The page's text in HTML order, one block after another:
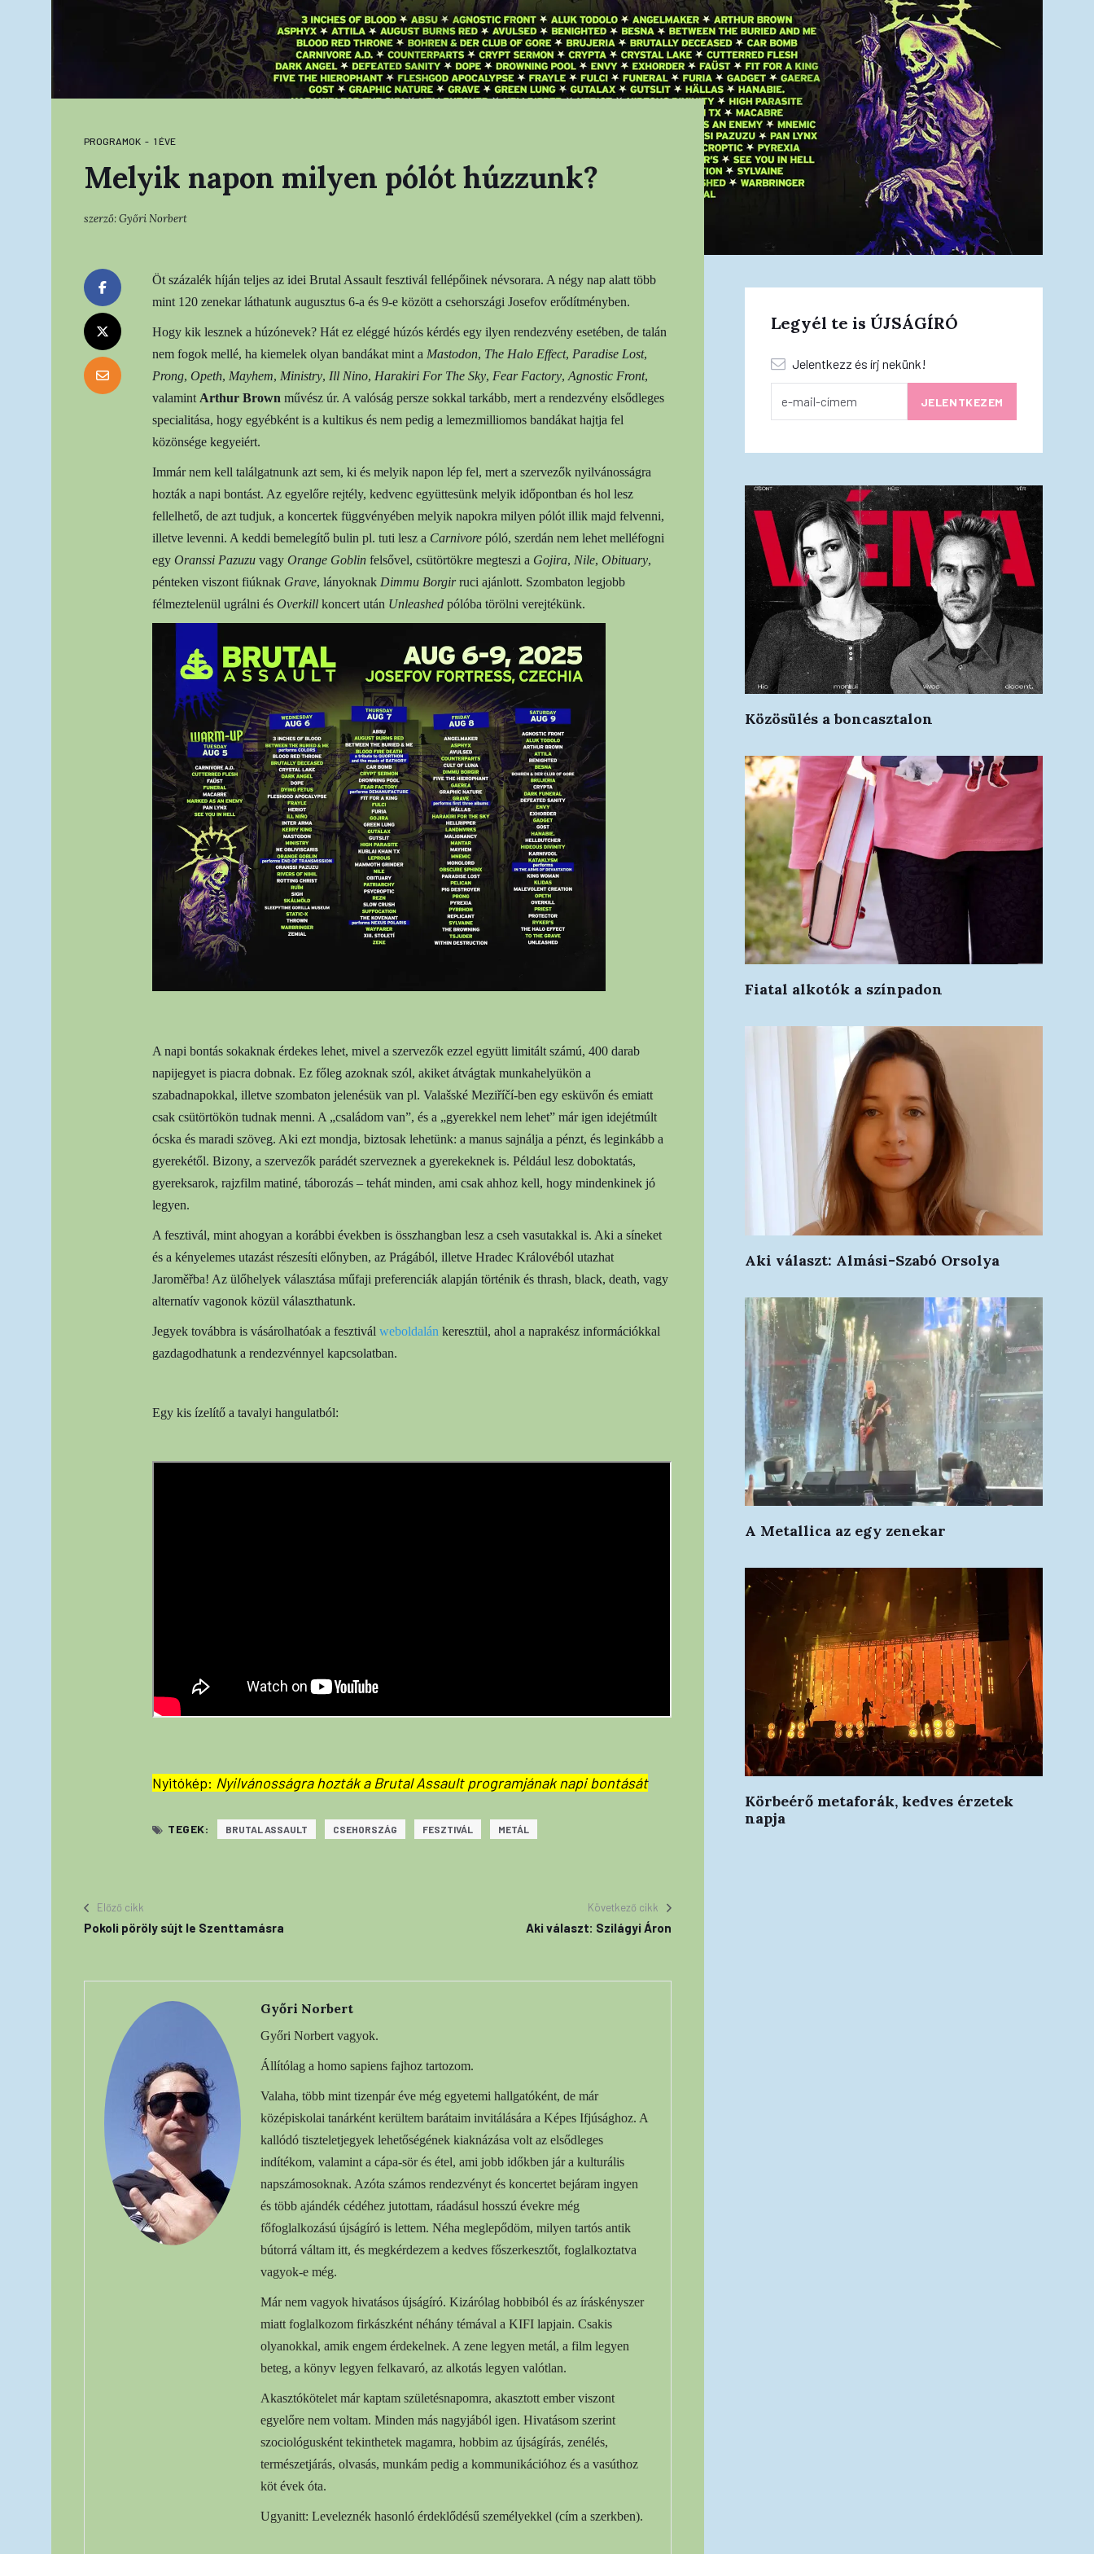
PROGRAMOK 1 ÉVE
Melyik napon milyen pólót húzzunk?
szerző:Győri Norbert
Öt százalék híján teljes az idei Brutal Assault fesztivál fellépőinek névsorara. A négy nap alatt több
mint 120 zenekar láthatunk augusztus 6-a és 9-e között a csehországi Josefov erődítményben.
Hogy kik lesznek a húzónevek? Hát ez eléggé húzós kérdés egy ilyen rendezvény esetében, de talán
nem fogok mellé, ha kiemelek olyan bandákat mint a Mastodon, The Halo Effect, Paradise Lost,
Prong, Opeth, Mayhem, Ministry, Ill Nino, Harakiri For The Sky, Fear Factory, Agnostic Front,
valamint Arthur Brown művész úr. A valóság persze sokkal tarkább, mert a rendezvény elsődleges
specialitása, hogy egyébként is a kultikus és nem pedig a lemezmilliomos bandákat hajtja fel
közönsége kegyeiért.
Immár nem kell találgatnunk azt sem, ki és melyik napon lép fel, mert a szervezők nyilvánosságra
hozták a napi bontást. Az egyelőre rejtély, kedvenc együttesünk melyik időpontban és hol lesz
fellelhető, de azt tudjuk, a koncertek függvényében melyik napokra milyen pólót illik majd felvenni,
illetve levenni. A keddi bemelegítő bulin pl. tuti lesz a Carnivore póló, szerdán nem lehet melléfogni
egy Oranssi Pazuzu vagy Orange Goblin felsővel, csütörtökre megteszi a Gojira, Nile, Obituary,
pénteken viszont fiúknak Grave, lányoknak Dimmu Borgirruci ajánlott. Szombaton legjobb
félmeztelenül ugrálni és Overkill koncert után Unleashed pólóba törölni verejtékünk.
A napi bontás sokaknak érdekes lehet, mivel a szervezők ezzel együtt limitált számú, 400 darab
napijegyet is piacra dobnak. Ez főleg azoknak szól, akiket átvágtak munkahelyükön a
szabadnapokkal, illetve szombaton jelenésük van pl. Valašské Meziříčí-ben egy esküvőn és emiatt
csak csütörtökön tudnak menni. A „családom van”, és a „gyerekkel nem lehet” már igen idejétmúlt
ócska és maradi szöveg. Aki ezt mondja, biztosak lehetünk: a manus sajnálja a pénzt, és leginkább a
gyerekétől. Bizony, a szervezők parádét szerveznek a gyerekeknek is. Például lesz doboktatás,
gyereksarok, rajzfilm matiné, táborozás – tehát minden, ami csak ahhoz kell, hogy mindenkinek jó
legyen.
A fesztivál, mint ahogyan a korábbi években is összhangban lesz a cseh vasutakkal is. Aki a síneket
és a kényelemes utazást részesíti előnyben, az Prágából, illetve Hradec Královéból utazhat
Jaroměřba! Az ülőhelyek választása műfaji preferenciák alapján történik és thrash, black, death, vagy
alternatív vagonok közül választhatunk.
Jegyek továbbra is vásárolhatóak a fesztivál weboldalán keresztül, ahol a naprakész információkkal
gazdagodhatunk a rendezvénnyel kapcsolatban.
Egy kis ízelítő a tavalyi hangulatból:
Nyitókép: Nyilvánosságra hozták a Brutal Assault programjának napi bontását
TEGEK: BRUTAL ASSAULT CSEHORSZÁG FESZTIVÁL METÁL
Előző cikk
Pokoli pöröly sújt le Szenttamásra
Következő cikk
Aki választ: Szilágyi Áron
Győri Norbert
Győri Norbert vagyok.
Állítólag a homo sapiens fajhoz tartozom.
Valaha, több mint tizenpár éve még egyetemi hallgatóként, de már
középiskolai tanárként kerültem barátaim invitálására a Képes Ifjúsághoz. A
kallódó tiszteletjegyek lehetőségének kiaknázása volt az elsődleges
indítékom, valamint a cápa-sör és étel, ami jobb időkben jár a kulturális
napszámosoknak. Azóta számos rendezvényt és koncertet bejáram ingyen
és több ajándék cédéhez jutottam, ráadásul hosszú évekre még
főfoglalkozású újságíró is lettem. Néha meglepődöm, milyen tartós antik
bútorrá váltam itt, és megkérdezem a kedves főszerkesztőt, foglalkoztatva
vagyok-e még.
Már nem vagyok hivatásos újságíró. Kizárólag hobbiból és az íráskényszer
miatt foglalkozom firkászként néhány témával a KIFI lapjain. Csakis
olyanokkal, amik engem érdekelnek. A zene legyen metál, a film legyen
beteg, a könyv legyen felkavaró, az alkotás legyen valótlan.
Akasztókötelet már kaptam születésnapomra, akasztott ember viszont
egyelőre nem voltam. Minden más nagyjából igen. Hivatásom szerint
szociológusként tekinthetek magamra, hobbim az újságírás, zenélés,
természetjárás, olvasás, munkám pedig a kommunikációhoz és a vasúthoz
köt évek óta.
Ugyanitt: Leveleznék hasonló érdeklődésű személyekkel (cím a szerkben).
Legyél te is ÚJSÁGÍRÓ
Jelentkezz és írj nekünk!
Közösülés a boncasztalon
Fiatal alkotók a színpadon
Aki választ: Almási-Szabó Orsolya
A Metallica az egy zenekar
Körbeérő metaforák, kedves érzetek
napja